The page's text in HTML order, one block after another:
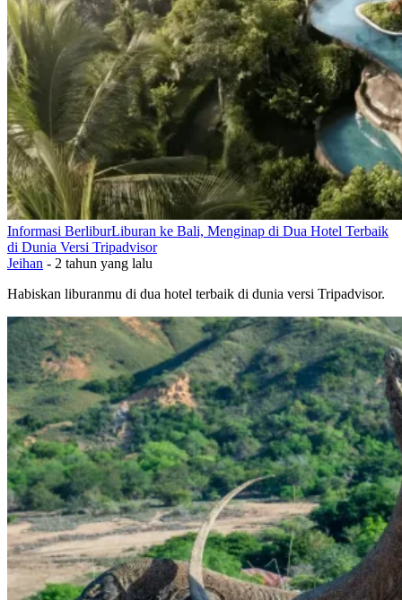
Informasi BerliburLiburan ke Bali, Menginap di Dua Hotel Terbaik
di Dunia Versi Tripadvisor
Jeihan - 2 tahun yang lalu
Habiskan liburanmu di dua hotel terbaik di dunia versi Tripadvisor.